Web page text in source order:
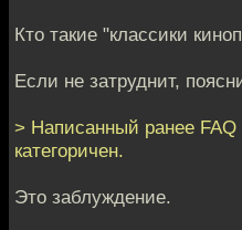
Кто такие "классики
Если не затруднит,
> Написанный ранее FAQ
категоричен.
Это заблуждение.